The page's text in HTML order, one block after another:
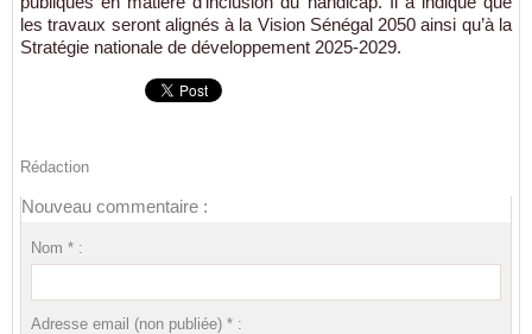
les travaux seront alignés à la Vision Sénégal 2050 ainsi qu’à la
Stratégie nationale de développement 2025-2029.
Rédaction
Nouveau commentaire :
Nom * :
Adresse email (non publiée) * :